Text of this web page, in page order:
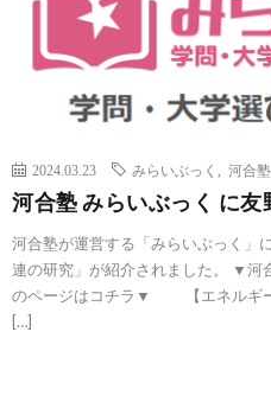
2024.03.23 みらいぶっく 河合塾
河合塾 みらいぶっく に友
河合塾が運営する「みらいぶっく」
連の研究」が紹介されました。 ▼河
のページはコチラ▼ 【エネルギー
[…]